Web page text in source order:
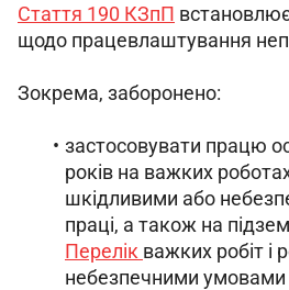
Стаття 190 КЗпП
щодо працевлаштування
Зокрема, заборонено:
застосовувати працю
років на важких
шкідливими або
праці, а також на
Перелік важких робіт і
небезпечними умовами